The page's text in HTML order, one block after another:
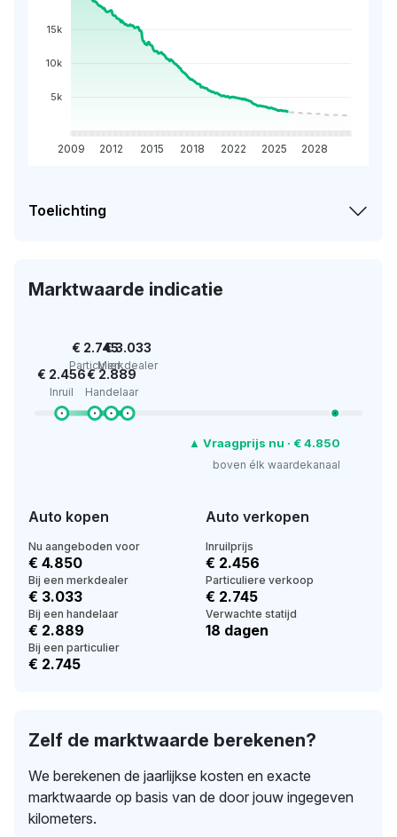
15k
10k
5k
2009 2012 2015 2018 2022 2025 2028
Toelichting
Marktwaarde indicatie
€ 2.456
Inruil
€ 2.745
Particulier
€ 2.889
Handelaar
€ 3.033
Merkdealer
▲ Vraagprijs nu · € 4.850
boven élk waardekanaal
Auto kopen
Nu aangeboden voor
€ 4.850
Bij een merkdealer
€ 3.033
Bij een handelaar
€ 2.889
Bij een particulier
€ 2.745
Auto verkopen
Inruilprijs
€ 2.456
Particuliere verkoop
€ 2.745
Verwachte statijd
18 dagen
Zelf de marktwaarde berekenen?
We berekenen de jaarlijkse kosten en exacte
marktwaarde op basis van de door jouw ingegeven
kilometers.